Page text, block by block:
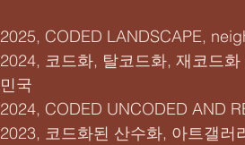
2025, CODED LANDSCAPE,
2024, 코드화, 탈코드화, 재코드
민국
2024, CODED UNCODED AND
2023, 코드화된 산수화, 아트갤